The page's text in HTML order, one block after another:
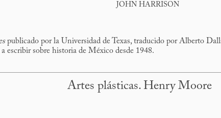
JOHN HARRISON
publicado por la Universidad de Texas, traducido por Alberto
escribir sobre historia de México desde 1948.
Artes plásticas. Henry Moore